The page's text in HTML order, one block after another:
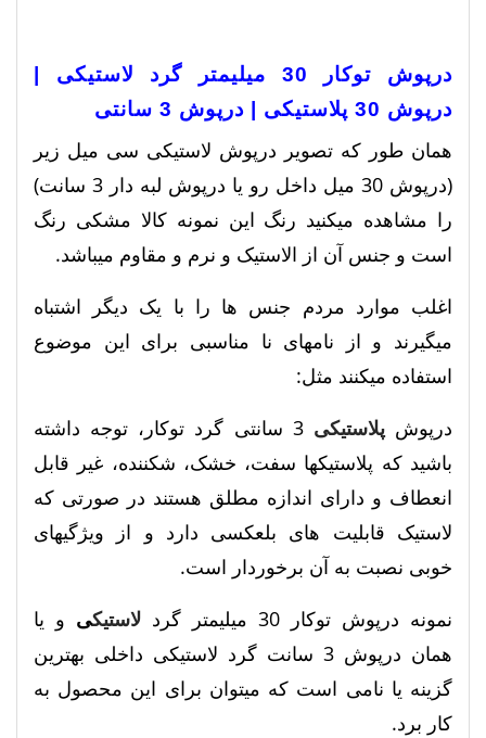
درپوش توکار 30 میلیمتر گرد لاستیکی |
درپوش 30 پلاستیکی | درپوش 3 سانتی
همان طور که تصویر درپوش لاستیکی سی میل زیر
(درپوش 30 میل داخل رو یا درپوش لبه دار 3 سانت)
را مشاهده میکنید رنگ این نمونه کالا مشکی رنگ
است و جنس آن از الاستیک و نرم و مقاوم میباشد.
اغلب موارد مردم جنس ها را با یک دیگر اشتباه
میگیرند و از نامهای نا مناسبی برای این موضوع
استفاده میکنند مثل:
درپوشپلاستیکی
3 سانتی گرد توکار، توجه داشته
باشید که پلاستیکها سفت، خشک، شکننده، غیر قابل
انعطاف و دارای اندازه مطلق هستند در صورتی که
لاستیک قابلیت های بلعکسی دارد و از ویژگیهای
خوبی نصبت به آن برخوردار است.
نمونه درپوش توکار 30 میلیمتر گرد
لاستیکی و یا
همان درپوش 3 سانت گرد لاستیکی داخلی بهترین
گزینه یا نامی است که میتوان برای این محصول به
کار برد.